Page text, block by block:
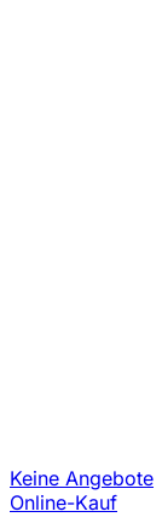
Keine Angebote
Online-Kauf